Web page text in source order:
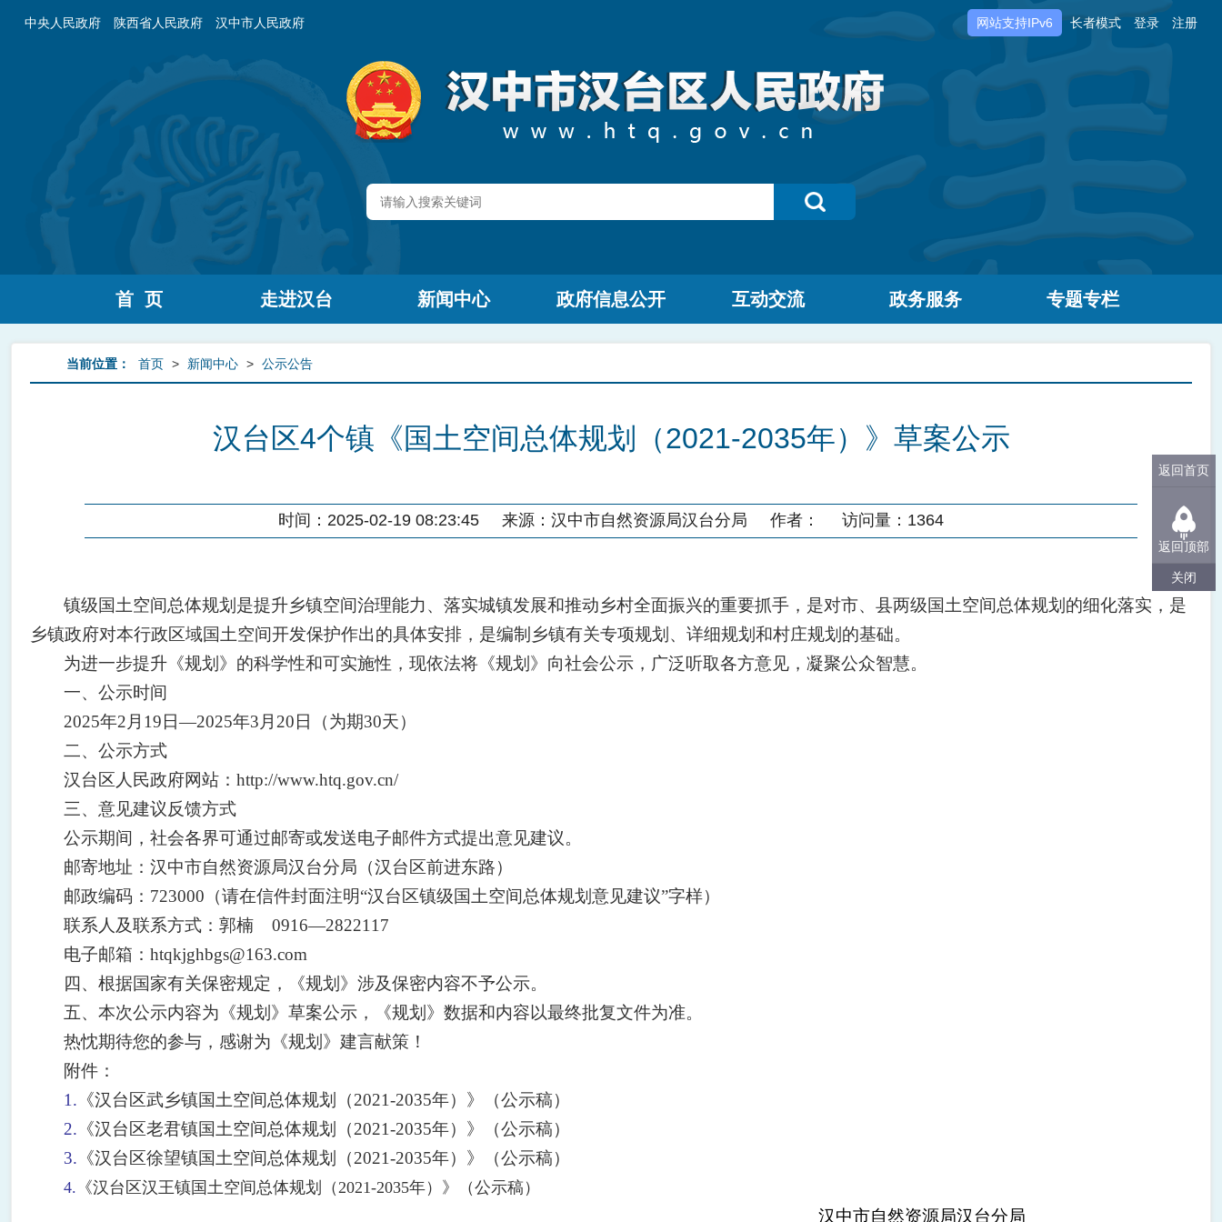
中央人民政府 陕西省人民政府 汉中市人民政府 网站支持IPv6 长者模式 登录 注册
首 页 走进汉台 新闻中心 政府信息公开 互动交流 政务服务 专题专栏
当前位置： 首页 > 新闻中心 > 公示公告
汉台区4个镇《国土空间总体规划（2021-2035年）》草案公示
时间：2025-02-19 08:23:45 来源： 汉中市自然资源局汉台分局 作者： 访问量： 1364
镇级国土空间总体规划是提升乡镇空间治理能力、落实城镇发展和推动乡村全面振兴的重要抓手，是对市、县两级国土空间总体规划的细化落实，是
乡镇政府对本行政区域国土空间开发保护作出的具体安排，是编制乡镇有关专项规划、详细规划和村庄规划的基础。
为进一步提升《规划》 的科学性和可实施性，现依法将 《规划》向社会公示，广泛听取各方意见，凝聚公众智慧。
一、公示时间
2025年2 月 19 日—2025年3 月 20 日（为期30天）
二、公示方式
汉台区人民政府网站：http://www.htq.gov.cn/
三、意见建议反馈方式
公示期间，社会各界可通过邮寄或发送电子邮件方式提出意见建议。
邮寄地址：汉中市自然资源局汉台分局（汉台区前进东路）
邮政编码： 723000（请在信件封面注明“汉台区镇级国土空间总体规划意见建议”字样）
联系人及联系方式：郭楠 0916—2822117
电子邮箱：htqkjghbgs@163.com
四、根据国家有关保密规定，《规划》涉及保密内容不予公示。
五、本次公示内容为《规划》草案公示，《规划》数据和内容以最终批复文件为准。
热忱期待您的参与，感谢为《规划》建言献策！
附件：
1. 《汉台区武乡镇国土空间总体规划（2021-2035年）》（公示稿）
2. 《汉台区老君镇国土空间总体规划（2021-2035年）》（公示稿）
3. 《汉台区徐望镇国土空间总体规划（2021-2035年）》（公示稿）
4. 《汉台区汉王镇国土空间总体规划（2021-2035年）》（公示稿）
汉中市自然资源局汉台分局
返回首页
返回顶部
关闭